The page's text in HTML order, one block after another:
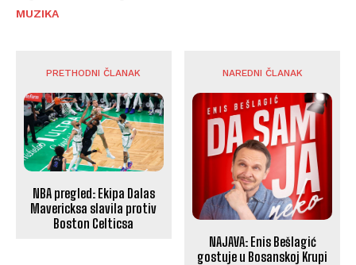
MUZIKA
PRETHODNI ČLANAK
NBA pregled: Ekipa Dalas
Mavericksa slavila protiv
Boston Celticsa
NAREDNI ČLANAK
NAJAVA: Enis Bešlagić
gostuje u Bosanskoj Krupi